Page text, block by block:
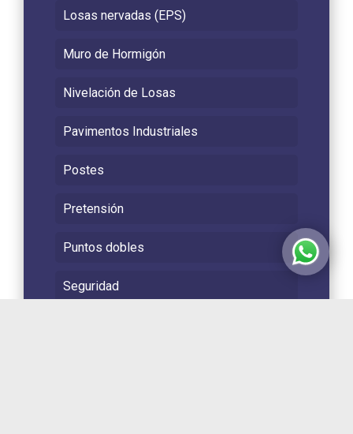
Losas nervadas (EPS)
Muro de Hormigón
Nivelación de Losas
Pavimentos Industriales
Postes
Pretensión
Puntos dobles
Seguridad